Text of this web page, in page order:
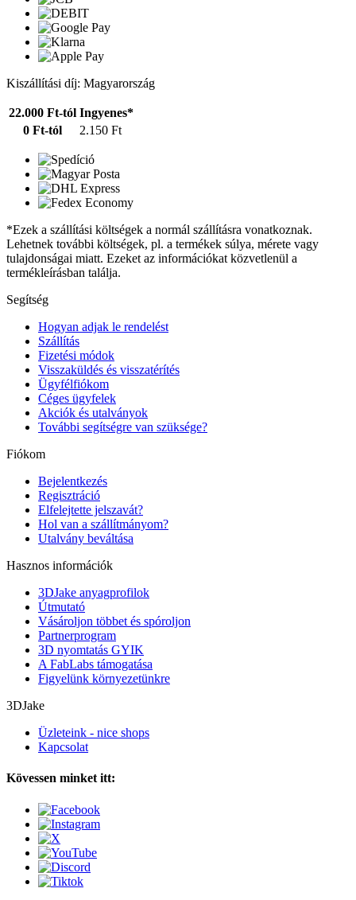
Kiszállítási díj: Magyarország
22.000 Ft-tól Ingyenes*
0 Ft-tól
2.150 Ft
*Ezek a szállítási költségek a normál szállításra vonatkoznak.
Lehetnek további költségek, pl. a termékek súlya, mérete vagy
tulajdonságai miatt. Ezeket az információkat közvetlenül a
termékleírásban találja.
Segítség
Hogyan adjak le rendelést
Szállítás
Fizetési módok
Visszaküldés és visszatérítés
Ügyfélfiókom
Céges ügyfelek
Akciók és utalványok
További segítségre van szüksége?
Fiókom
Bejelentkezés
Regisztráció
Elfelejtette jelszavát?
Hol van a szállítmányom?
Utalvány beváltása
Hasznos információk
3DJake anyagprofilok
Útmutató
Vásároljon többet és spóroljon
Partnerprogram
3D nyomtatás GYIK
A FabLabs támogatása
Figyelünk környezetünkre
3DJake
Üzleteink - nice shops
Kapcsolat
Kövessen minket itt: